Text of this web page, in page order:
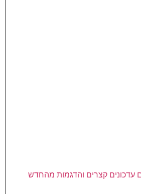
עדכונים קצרים והדגמות מהחדש